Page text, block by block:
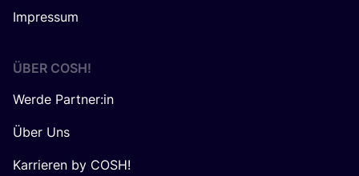
Impressum
ÜBER COSH!
Werde Partner:in
Über Uns
Karrieren by COSH!